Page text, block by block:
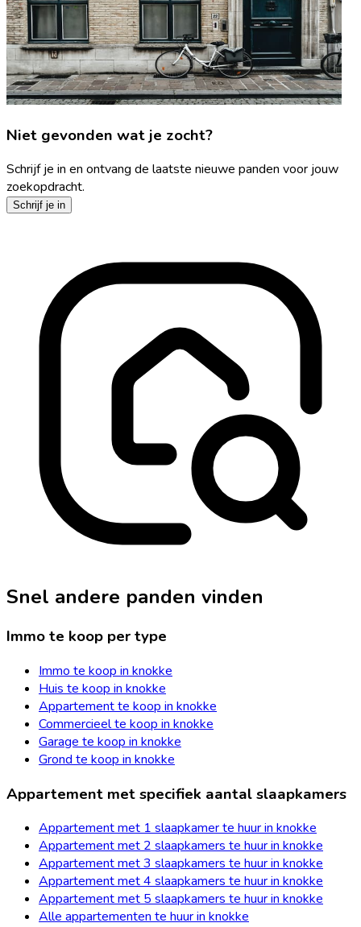
Niet gevonden wat je zocht?
Schrijf je in en ontvang de laatste nieuwe panden voor jouw
zoekopdracht.
Schrijf je in
Snel andere panden vinden
Immo te koop per type
Immo te koop in knokke
Huis te koop in knokke
Appartement te koop in knokke
Commercieel te koop in knokke
Garage te koop in knokke
Grond te koop in knokke
Appartement met specifiek aantal slaapkamers
Appartement met 1 slaapkamer te huur in knokke
Appartement met 2 slaapkamers te huur in knokke
Appartement met 3 slaapkamers te huur in knokke
Appartement met 4 slaapkamers te huur in knokke
Appartement met 5 slaapkamers te huur in knokke
Alle appartementen te huur in knokke